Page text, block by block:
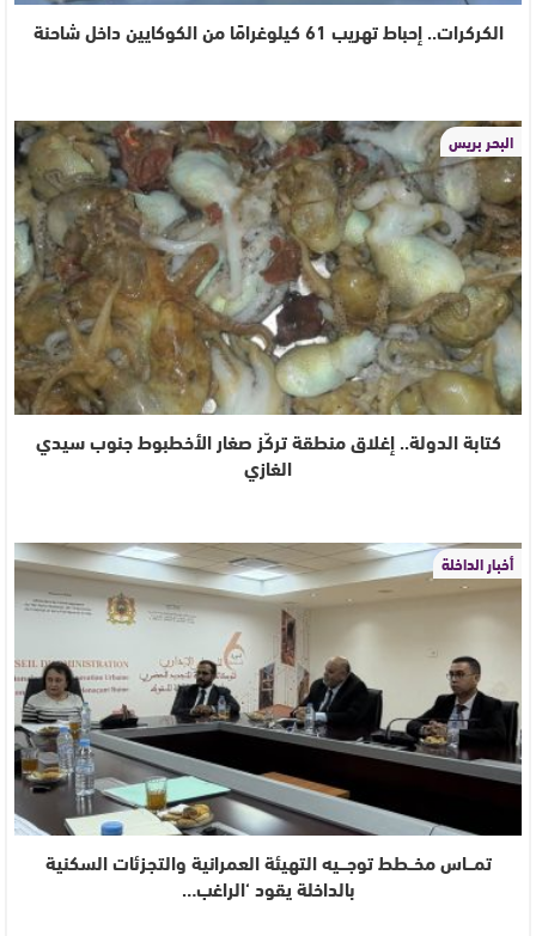
الكركرات.. إحباط تهريب 61 كيلوغرامًا من الكوكايين داخل شاحنة
البحر بريس
كتابة الدولة.. إغلاق منطقة تركّز صغار الأخطبوط جنوب سيدي
الغازي
أخبار الداخلة
تمـــاس مخــطط توجـــيه التهيئة العمرانية والتجزئات السكنية
بالداخلة يقود ‘الراغب…